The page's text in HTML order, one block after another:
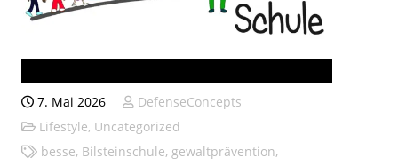
7. Mai 2026
DefenseConcepts
Lifestyle, Uncategorized
besse, Bilsteinschule, gewaltprävention,